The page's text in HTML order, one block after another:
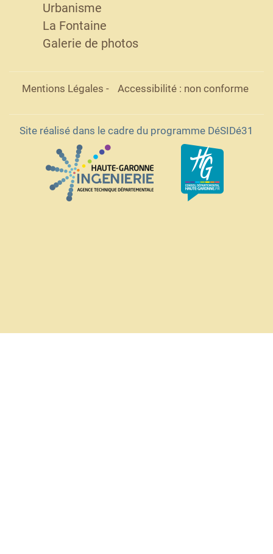
Urbanisme
La Fontaine
Galerie de photos
Mentions Légales - Accessibilité : non conforme
Site réalisé dans le cadre du programme DéSIDé31